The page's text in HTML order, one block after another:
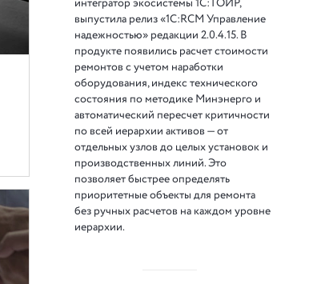
выпустила релиз «1С:RCM Управление
надежностью» редакции 2.0.4.15. В
продукте появились расчет стоимости
ремонтов с учетом наработки
оборудования, индекс технического
состояния по методике Минэнерго и
автоматический пересчет критичности
по всей иерархии активов — от
отдельных узлов до целых установок и
производственных линий. Это
позволяет быстрее определять
приоритетные объекты для ремонта
без ручных расчетов на каждом уровне
иерархии.